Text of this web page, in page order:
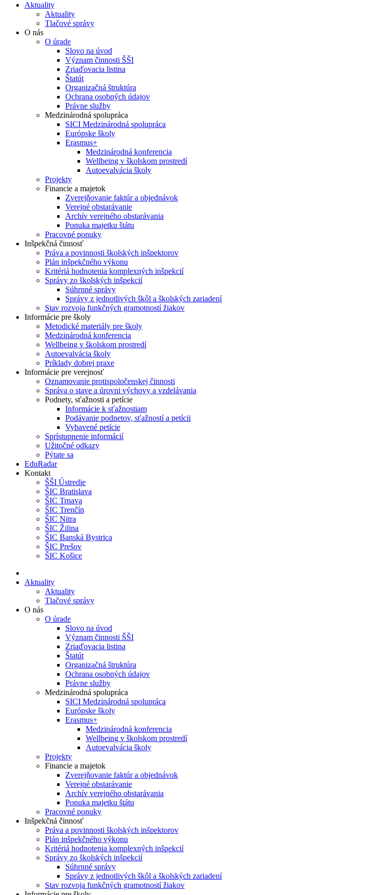
Aktuality
Aktuality
Tlačové správy
O nás
O úrade
Slovo na úvod
Význam činnosti ŠŠI
Zriaďovacia listina
Štatút
Organizačná štruktúra
Ochrana osobných údajov
Právne služby
Medzinárodná spolupráca
SICI Medzinárodná spolupráca
Európske školy
Erasmus+
Medzinárodná konferencia
Wellbeing v školskom prostredí
Autoevalvácia školy
Projekty
Financie a majetok
Zverejňovanie faktúr a objednávok
Verejné obstarávanie
Archív verejného obstarávania
Ponuka majetku štátu
Pracovné ponuky
Inšpekčná činnosť
Práva a povinnosti školských inšpektorov
Plán inšpekčného výkonu
Kritériá hodnotenia komplexných inšpekcií
Správy zo školských inšpekcií
Súhrnné správy
Správy z jednotlivých škôl a školských zariadení
Stav rozvoja funkčných gramotností žiakov
Informácie pre školy
Metodické materiály pre školy
Medzinárodná konferencia
Wellbeing v školskom prostredí
Autoevalvácia školy
Príklady dobrej praxe
Informácie pre verejnosť
Oznamovanie protispoločenskej činnosti
Správa o stave a úrovni výchovy a vzdelávania
Podnety, sťažnosti a petície
Informácie k sťažnostiam
Podávanie podnetov, sťažností a petícii
Vybavené petície
Sprístupnenie informácií
Užitočné odkazy
Pýtate sa
EduRadar
Kontakt
ŠŠI Ústredie
ŠIC Bratislava
ŠIC Trnava
ŠIC Trenčín
ŠIC Nitra
ŠIC Žilina
ŠIC Banská Bystrica
ŠIC Prešov
ŠIC Košice
Aktuality
Aktuality
Tlačové správy
O nás
O úrade
Slovo na úvod
Význam činnosti ŠŠI
Zriaďovacia listina
Štatút
Organizačná štruktúra
Ochrana osobných údajov
Právne služby
Medzinárodná spolupráca
SICI Medzinárodná spolupráca
Európske školy
Erasmus+
Medzinárodná konferencia
Wellbeing v školskom prostredí
Autoevalvácia školy
Projekty
Financie a majetok
Zverejňovanie faktúr a objednávok
Verejné obstarávanie
Archív verejného obstarávania
Ponuka majetku štátu
Pracovné ponuky
Inšpekčná činnosť
Práva a povinnosti školských inšpektorov
Plán inšpekčného výkonu
Kritériá hodnotenia komplexných inšpekcií
Správy zo školských inšpekcií
Súhrnné správy
Správy z jednotlivých škôl a školských zariadení
Stav rozvoja funkčných gramotností žiakov